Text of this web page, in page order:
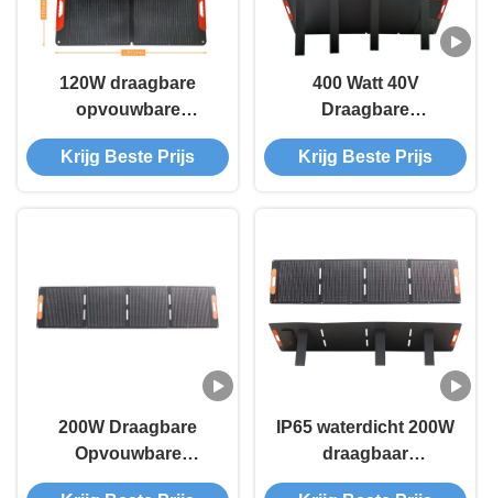
120W draagbare
opvouwbare
zonnepanelen
Krijg Beste Prijs
400 Watt 40V
Draagbare
Opvouwbare
Zonnepanelen met 3
Krijg Beste Prijs
200W Draagbare
Opvouwbare
Zonnepaneelset met
IP65 waterdicht 200W
draagbaar
opvouwbaar